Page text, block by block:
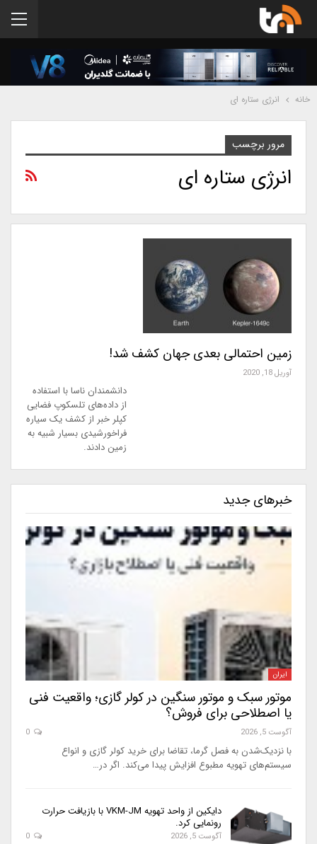
خانه انرژی ستاره ای
مرور برچسب
انرژی ستاره ای
زمین احتمالی بعدی جهان کشف شد!
آوریل 18, 2020
دانشمندان ناسا با استفاده
از داده‌های تلسکوپ فضایی
کپلر خبر از کشف یک سیاره
فراخورشیدی بسیار شبیه به
زمین دادند.
خبرهای جدید
ایران
موتور سبک و موتور سنگین در کولر گازی؛ واقعیت فنی
یا اصطلاحی برای فروش؟
آگوست 5, 2026
با نزدیک‌شدن به فصل گرما، تقاضا برای خرید کولر گازی و انواع
سیستم‌های تهویه مطبوع افزایش پیدا می‌کند. اگر در…
دایکین از واحد تهویه VKM-JM با بازیافت حرارت
رونمایی کرد.
آگوست 5, 2026